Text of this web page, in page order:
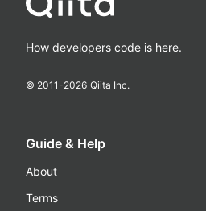
How developers code is here.
© 2011-2026 Qiita Inc.
Guide & Help
About
Terms